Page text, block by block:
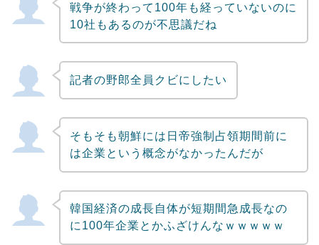
Powered by livedoor 相互RSS
戦争が終わって100年も経っていないのに
10社もあるのが不思議だね
記者の野郎全員クビにしたい
そもそも朝鮮には日帝強制占領期間前に
は企業という概念がなかったんだが
韓国経済の成長自体が短期間急成長なの
に100年企業とかふざけんなｗｗｗｗｗ